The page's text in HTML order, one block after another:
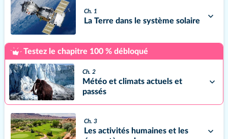
Ch. 1
La Terre dans le système solaire
Testez le chapitre 100 % débloqué
Ch. 2
Météo et climats actuels et
passés
Ch. 3
Les activités humaines et les